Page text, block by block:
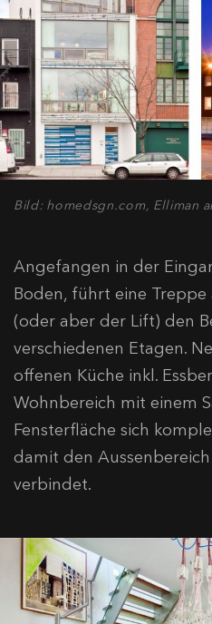
Bild: homedsgn.com, Elliman
Angefangen in der
Boden, führt eine
(oder aber der Lift) den
verschiedenen Etagen.
offenen Küche inkl.
Wohnbereich mit einem
Fensterfläche sich
damit den
verbindet.